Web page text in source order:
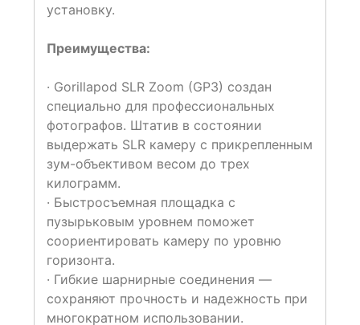
установку.
Преимущества:
· Gorillapod SLR Zoom (GP3) создан
специально для профессиональных
фотографов. Штатив в состоянии
выдержать SLR камеру с прикрепленным
зум-объективом весом до трех
килограмм.
· Быстросъемная площадка с
пузырьковым уровнем поможет
соориентировать камеру по уровню
горизонта.
· Гибкие шарнирные соединения —
сохраняют прочность и надежность при
многократном использовании.